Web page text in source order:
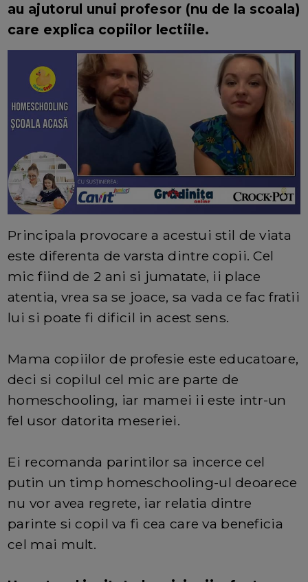
au ajutorul unui profesor (nu de la scoala)
care explica copiilor lectiile.
Principala provocare a acestui stil de viata
este diferenta de varsta dintre copii. Cel
mic fiind de 2 ani si jumatate, ii place
atentia, vrea sa se joace, sa vada ce fac fratii
lui si poate fi dificil in acest sens.
Mama copiilor de profesie este educatoare,
deci si copilul cel mic are parte de
homeschooling, iar mamei ii este intr-un
fel usor datorita meseriei.
Ei recomanda parintilor sa incerce cel
putin un timp homeschooling-ul deoarece
nu vor avea regrete, iar relatia dintre
parinte si copil va fi cea care va beneficia
cel mai mult.